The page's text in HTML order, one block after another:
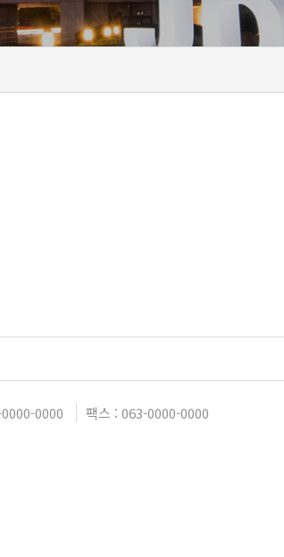
0000
팩스 : 063-0000-0000